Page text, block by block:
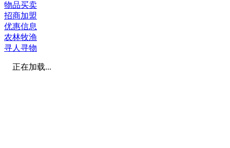
物品买卖
招商加盟
优惠信息
农林牧渔
寻人寻物
正在加载...